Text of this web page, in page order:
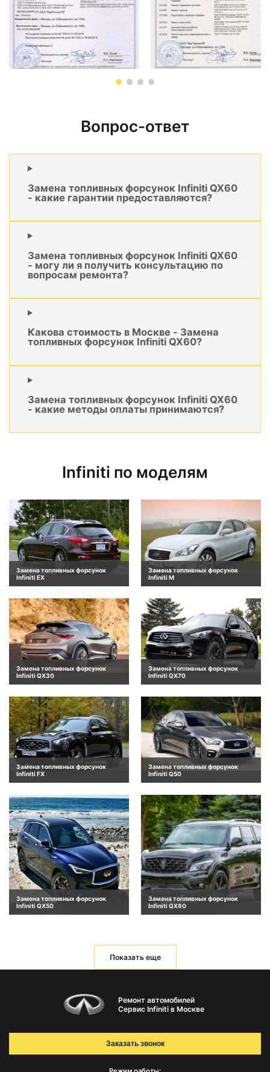
Вопрос-ответ
Замена топливных форсунок Infiniti QX60
- какие гарантии предоставляются?
Замена топливных форсунок Infiniti QX60
- могу ли я получить консультацию по
вопросам ремонта?
Какова стоимость в Москве - Замена
топливных форсунок Infiniti QX60?
Замена топливных форсунок Infiniti QX60
- какие методы оплаты принимаются?
Infiniti по моделям
Замена топливных форсунок
Infiniti EX
Замена топливных форсунок
Infiniti M
Замена топливных форсунок
Infiniti QX30
Замена топливных форсунок
Infiniti QX70
Замена топливных форсунок
Infiniti FX
Замена топливных форсунок
Infiniti Q50
Замена топливных форсунок
Infiniti QX50
Замена топливных форсунок
Infiniti QX80
Показать еще
Ремонт автомобилей
Сервис Infiniti в Москве
Заказать звонок